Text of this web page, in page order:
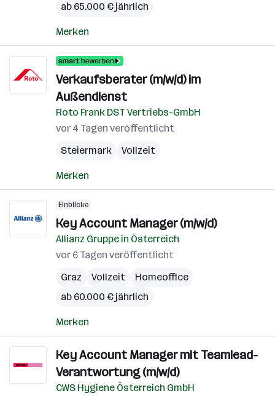
ab 65.000 € jährlich
Merken
Verkaufsberater (m/w/d) im
Außendienst
Roto Frank DST Vertriebs-GmbH
vor 4 Tagen veröffentlicht
Steiermark
Vollzeit
Merken
Einblicke
Key Account Manager (m/w/d)
Allianz Gruppe in Österreich
vor 6 Tagen veröffentlicht
Graz
Vollzeit
Homeoffice
ab 60.000 € jährlich
Merken
Key Account Manager mit Teamlead-
Verantwortung (m/w/d)
CWS Hygiene Österreich GmbH